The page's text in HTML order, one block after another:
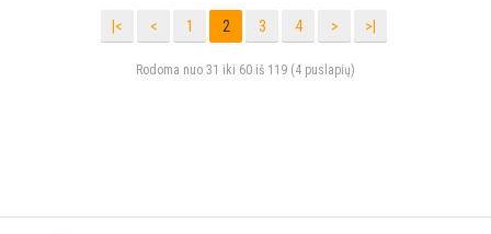
|< < 1 2 3 4 > >|
Rodoma nuo 31 iki 60 iš 119 (4 puslapių)